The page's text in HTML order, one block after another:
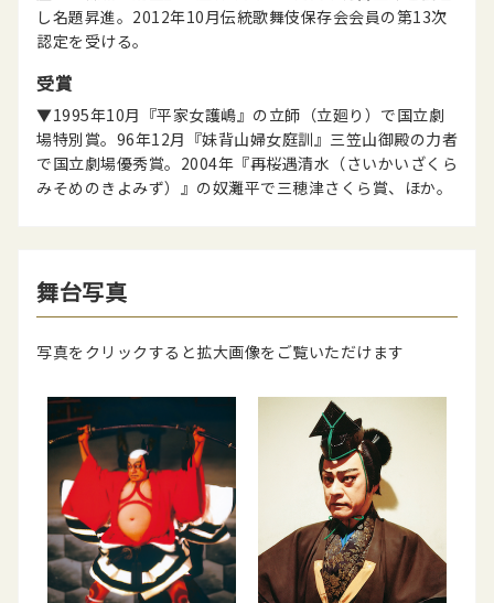
し名題昇進。2012年10月伝統歌舞伎保存会会員の第13次
認定を受ける。
受賞
▼1995年10月『平家女護嶋』の立師（立廻り）で国立劇
場特別賞。96年12月『妹背山婦女庭訓』三笠山御殿の力者
で国立劇場優秀賞。2004年『再桜遇清水（さいかいざくら
みそめのきよみず）』の奴灘平で三穂津さくら賞、ほか。
舞台写真
写真をクリックすると拡大画像をご覧いただけます